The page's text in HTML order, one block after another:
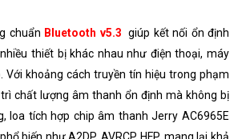
chuẩn Bluetooth v5.3 giúp kết nối ổn định
thiết bị khác nhau như điện thoại, máy
Với khoảng cách truyền tín hiệu trong phạm
chất lượng âm thanh ổn định mà không bị
loa tích hợp chip âm thanh Jerry AC6965E
biến như A2DP, AVRCP, HFP, mang lại khả